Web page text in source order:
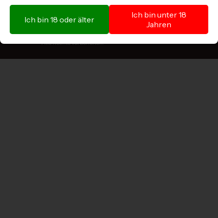
Ich bin 18 oder älter
Ich bin unter 18
Jahren
Copyright © 2025 by TERROIR-ist Yacin‘s Wein AG.
Alle Rechte vorbehalten.